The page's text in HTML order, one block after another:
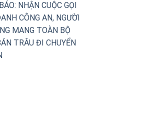
được yêu cầu có cần thiết cho
NHẬN CUỘC GỌI
CÔNG AN, NGƯỜI
MANG TOÀN BỘ
TRÂU ĐI CHUYỂN